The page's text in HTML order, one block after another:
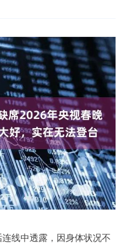
线中透露，因身体状况不